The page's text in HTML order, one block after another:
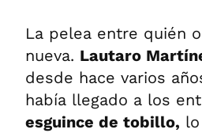
La pelea entre quién
nueva. Lautaro
desde hace varios
había llegado a los
esguince de tobillo,